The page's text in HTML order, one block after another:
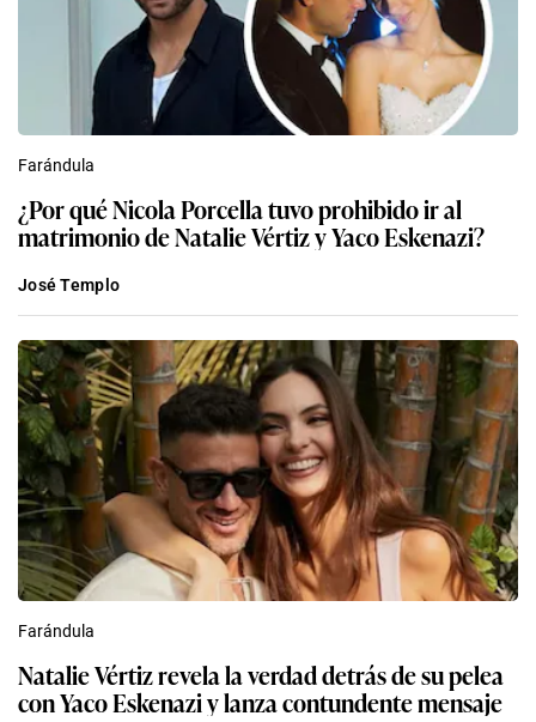
Farándula
¿Por qué Nicola Porcella tuvo prohibido ir al
matrimonio de Natalie Vértiz y Yaco Eskenazi?
José Templo
Farándula
Natalie Vértiz revela la verdad detrás de su pelea
con Yaco Eskenazi y lanza contundente mensaje